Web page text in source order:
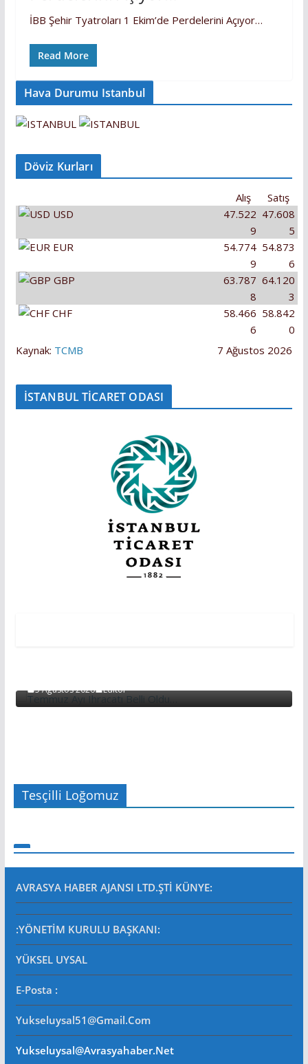
İBB Şehir Tyatroları 1 Ekim’de Perdelerini Açıyor…
Read More
Hava Durumu Istanbul
Döviz Kurları
Satış
Alış
USD
47.608
5
47.522
9
EUR
54.873
6
54.774
9
GBP
64.120
3
63.787
8
CHF
58.842
0
58.466
6
Kaynak: TCMB 7 Ağustos 2026
İSTANBUL TİCARET ODASI
5 Ağustos 2026 Editör
Tesçilli Loğomuz
AVRASYA HABER AJANSI LTD.ŞTİ KÜNYE:
:YÖNETİM KURULU BAŞKANI:
YÜKSEL UYSAL
E-Posta :
Yukseluysal51@gmail.com
Yukseluysal@avrasyahaber.net